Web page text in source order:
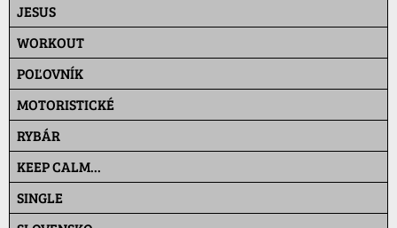
JESUS
WORKOUT
POĽOVNÍK
MOTORISTICKÉ
RYBÁR
KEEP CALM...
SINGLE